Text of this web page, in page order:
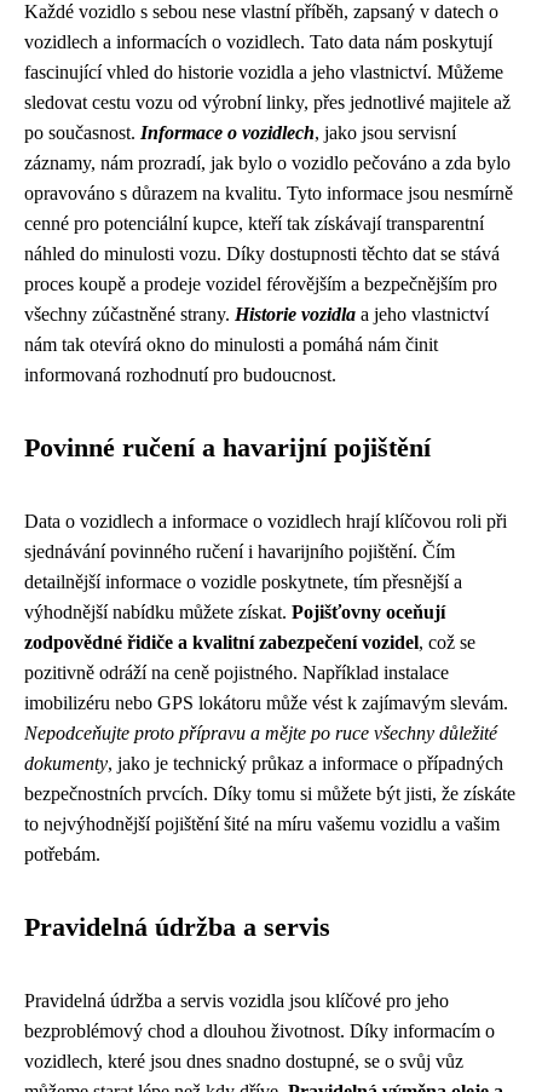
Každé vozidlo s sebou nese vlastní příběh, zapsaný v datech o
vozidlech a informacích o vozidlech. Tato data nám poskytují
fascinující vhled do historie vozidla a jeho vlastnictví. Můžeme
sledovat cestu vozu od výrobní linky, přes jednotlivé majitele až
po současnost. Informace o vozidlech, jako jsou servisní
záznamy, nám prozradí, jak bylo o vozidlo pečováno a zda bylo
opravováno s důrazem na kvalitu. Tyto informace jsou nesmírně
cenné pro potenciální kupce, kteří tak získávají transparentní
náhled do minulosti vozu. Díky dostupnosti těchto dat se stává
proces koupě a prodeje vozidel férovějším a bezpečnějším pro
všechny zúčastněné strany. Historie vozidla a jeho vlastnictví
nám tak otevírá okno do minulosti a pomáhá nám činit
informovaná rozhodnutí pro budoucnost.
Povinné ručení a havarijní pojištění
Data o vozidlech a informace o vozidlech hrají klíčovou roli při
sjednávání povinného ručení i havarijního pojištění. Čím
detailnější informace o vozidle poskytnete, tím přesnější a
výhodnější nabídku můžete získat. Pojišťovny oceňují
zodpovědné řidiče a kvalitní zabezpečení vozidel, což se
pozitivně odráží na ceně pojistného. Například instalace
imobilizéru nebo GPS lokátoru může vést k zajímavým slevám.
Nepodceňujte proto přípravu a mějte po ruce všechny důležité
dokumenty, jako je technický průkaz a informace o případných
bezpečnostních prvcích. Díky tomu si můžete být jisti, že získáte
to nejvýhodnější pojištění šité na míru vašemu vozidlu a vašim
potřebám.
Pravidelná údržba a servis
Pravidelná údržba a servis vozidla jsou klíčové pro jeho
bezproblémový chod a dlouhou životnost. Díky informacím o
vozidlech, které jsou dnes snadno dostupné, se o svůj vůz